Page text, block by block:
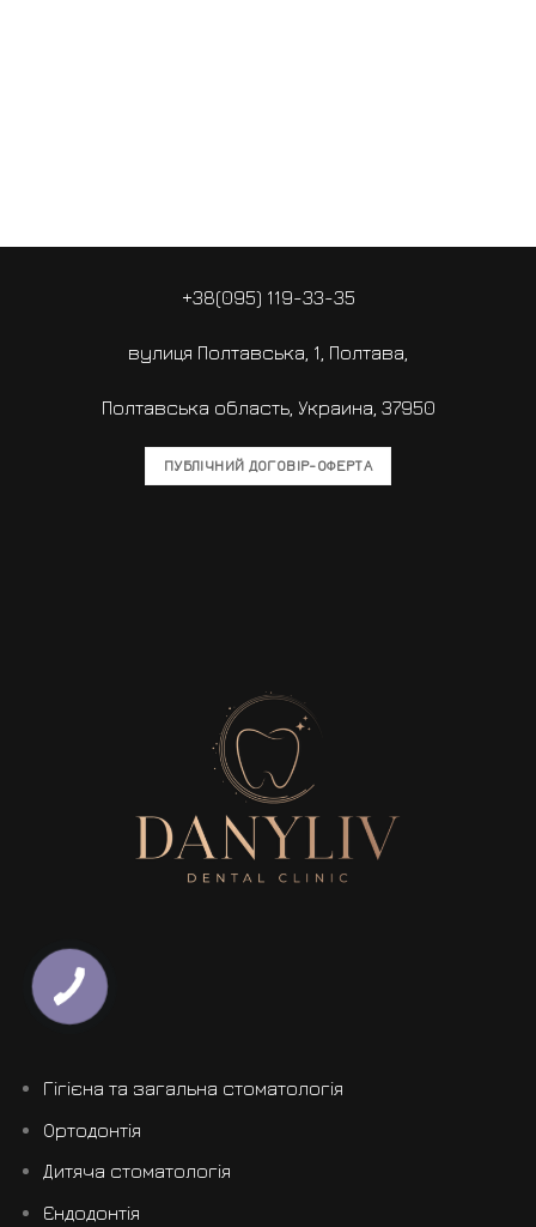
+38(095) 119-33-35
вулиця Полтавська, 1, Полтава,
Полтавська область, Украина, 37950
ПУБЛІЧНИЙ ДОГОВІР-ОФЕРТА
Гігієна та загальна стоматологія
Ортодонтія
Дитяча стоматологія
Єндодонтія